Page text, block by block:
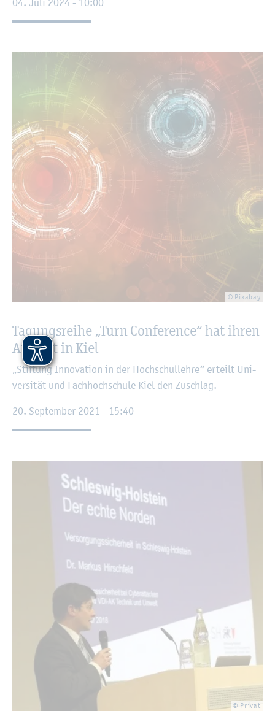
04. Juli 2024 - 10:00
© Pixa­bay
Ta­gungs­rei­he „Turn Con­fe­rence“ hat ihren
Auf­takt in Kiel
„Stif­tung In­no­va­ti­on in der Hoch­schul­leh­re“ er­teilt Uni­
ver­si­tät und Fach­hoch­schu­le Kiel den Zu­schlag.
20. Sep­tem­ber 2021 - 15:40
© Pri­vat